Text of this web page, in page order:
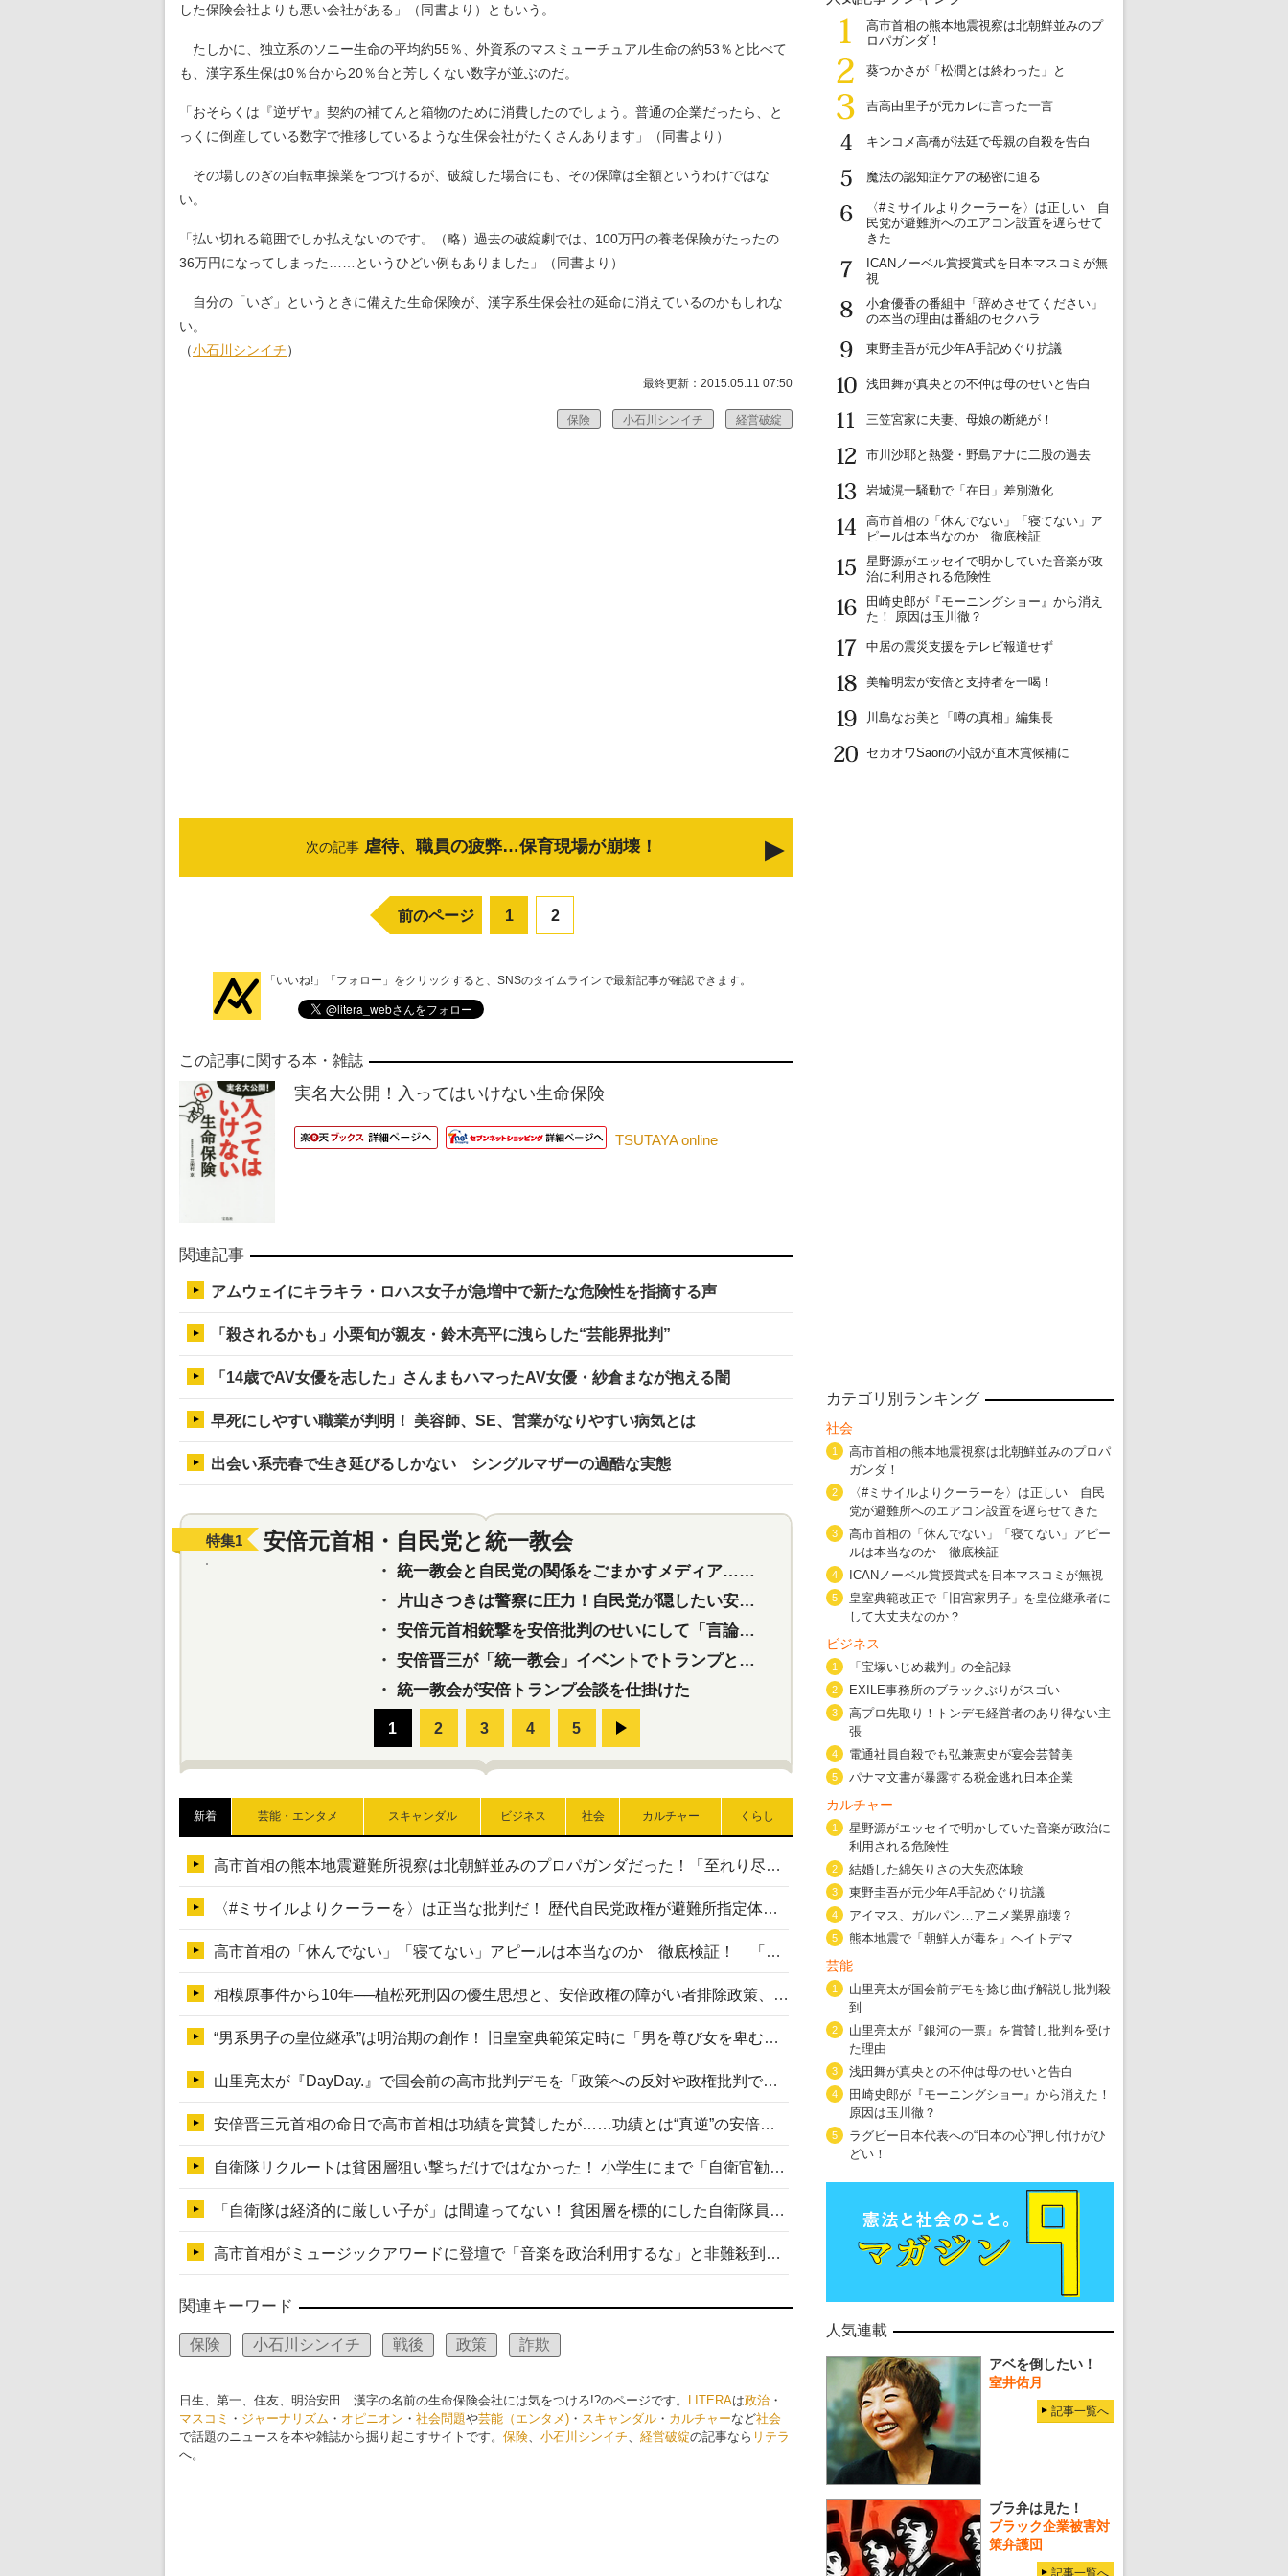
した保険会社よりも悪い会社がある」（同書より）ともいう。
たしかに、独立系のソニー生命の平均約55％、外資系のマスミューチュアル生命の約53％と比べて
も、漢字系生保は0％台から20％台と芳しくない数字が並ぶのだ。
「おそらくは『逆ザヤ』契約の補てんと箱物のために消費したのでしょう。普通の企業だったら、と
っくに倒産している数字で推移しているような生保会社がたくさんあります」（同書より）
その場しのぎの自転車操業をつづけるが、破綻した場合にも、その保障は全額というわけではな
い。
「払い切れる範囲でしか払えないのです。（略）過去の破綻劇では、100万円の養老保険がたったの
36万円になってしまった……というひどい例もありました」（同書より）
自分の「いざ」というときに備えた生命保険が、漢字系生保会社の延命に消えているのかもしれな
い。
（小石川シンイチ）
最終更新：2015.05.11 07:50
保険 小石川シンイチ 経営破綻
次の記事 虐待、職員の疲弊…保育現場が崩壊！
前のページ 1 2
「いいね!」「フォロー」をクリックすると、SNSのタイムラインで最新記事が確認できます。
この記事に関する本・雑誌
実名大公開！入ってはいけない生命保険
TSUTAYA online
関連記事
アムウェイにキラキラ・ロハス女子が急増中で新たな危険性を指摘する声
「殺されるかも」小栗旬が親友・鈴木亮平に洩らした“芸能界批判”
「14歳でAV女優を志した」さんまもハマったAV女優・紗倉まなが抱える闇
早死にしやすい職業が判明！ 美容師、SE、営業がなりやすい病気とは
出会い系売春で生き延びるしかない シングルマザーの過酷な実態
特集1 安倍元首相・自民党と統一教会
・ 統一教会と自民党の関係をごまかすメディア…民放は有田芳生に発言自粛を要求
・
片山さつきは警察に圧力！自民党が隠したい安倍元首相と統一教会の深い関係
・ 安倍元首相銃撃を安倍批判のせいにして「言論封殺」に利用する自民党応援団
・ 安倍晋三が「統一教会」イベントでトランプと演説！同性婚や夫婦別姓を攻撃
・ 統一教会が安倍トランプ会談を仕掛けた
特集2 東京五輪強行開催特別企画 大ウソだら
・ 五輪入場行進にすぎやまこういちの曲、杉田水脈の
・ 大ウソだらけの東京五輪！ 安倍・菅・森はどんな嘘を
・ 五輪関係者が入国当日、築地を散歩！
・ 五輪でIOCラウンジ以外にVIPルーム、広告代理店は物品購入
新着 芸能・エンタメ スキャンダル ビジネス 社会 カルチャー くらし
高市首相の熊本地震避難所視察は北朝鮮並みのプロパガンダだった！「至れり尽くせり」の選ばれた避難所の一方で実態は…
〈#ミサイルよりクーラーを〉は正当な批判だ！ 歴代自民党政権が避難所指定体育館へのエアコン設置を遅らせてきた客観的事実
高市首相の「休んでない」「寝てない」アピールは本当なのか 徹底検証！ 「資料読み込み」「アイロンがけ」も矛盾だらけ…
相模原事件から10年──植松死刑囚の優生思想と、安倍政権の障がい者排除政策、右派勢力の差別主義との関係を改めて問う
“男系男子の皇位継承”は明治期の創作！ 旧皇室典範策定時に「男を尊び女を卑むの慣習、人民の脳髄」とトンデモ論で女性天皇を否定
山里亮太が『DayDay.』で国会前の高市批判デモを「政策への反対や政権批判でない」と捻じ曲げ解説 デモ参加者から批判殺到
安倍晋三元首相の命日で高市首相は功績を賞賛したが……功績とは“真逆”の安倍元首相のトンデモ発言を振り返る
自衛隊リクルートは貧困層狙い撃ちだけではなかった！ 小学生にまで「自衛官勧誘」目的のパンフレット作成
「自衛隊は経済的に厳しい子が」は間違ってない！ 貧困層を標的にした自衛隊員募集、やす子、山上被告も…日本でも進む“経済的徴兵制”
高市首相がミュージックアワードに登壇で「音楽を政治利用するな」と非難殺到！ MAJの国策的本質を批判する声も
関連キーワード
保険 小石川シンイチ 戦後 政策 詐欺
日生、第一、住友、明治安田…漢字の名前の生命保険会社には気をつけろ!?のページです。 LITERAは政治 ・
マスコミ ・ ジャーナリズム ・ オピニオン ・ 社会問題や芸能（エンタメ) ・ スキャンダル ・ カルチャーなど社会
で話題のニュースを本や雑誌から掘り起こすサイトです。 保険 小石川シンイチ 経営破綻の記事なら リテラ
へ。
1
高市首相の熊本地震視察は北朝鮮並みのプ
ロパガンダ！
2
葵つかさが「松潤とは終わった」と
3
吉高由里子が元カレに言った一言
4
キンコメ高橋が法廷で母親の自殺を告白
5
魔法の認知症ケアの秘密に迫る
6
〈#ミサイルよりクーラーを〉は正しい 自
民党が避難所へのエアコン設置を遅らせて
きた
7
ICANノーベル賞授賞式を日本マスコミが無
視
8
小倉優香の番組中「辞めさせてください」
の本当の理由は番組のセクハラ
9
東野圭吾が元少年A手記めぐり抗議
10
浅田舞が真央との不仲は母のせいと告白
11
三笠宮家に夫妻、母娘の断絶が！
12
市川沙耶と熱愛・野島アナに二股の過去
13
岩城滉一騒動で「在日」差別激化
14
高市首相の「休んでない」「寝てない」ア
ピールは本当なのか 徹底検証
15
星野源がエッセイで明かしていた音楽が政
治に利用される危険性
16
田崎史郎が『モーニングショー』から消え
た！ 原因は玉川徹？
17
中居の震災支援をテレビ報道せず
18
美輪明宏が安倍と支持者を一喝！
19
川島なお美と「噂の真相」編集長
20
セカオワSaoriの小説が直木賞候補に
カテゴリ別ランキング
社会
1
高市首相の熊本地震視察は北朝鮮並みのプロパ
ガンダ！
2
〈#ミサイルよりクーラーを〉は正しい 自民
党が避難所へのエアコン設置を遅らせてきた
3
高市首相の「休んでない」「寝てない」アピー
ルは本当なのか 徹底検証
4 ICANノーベル賞授賞式を日本マスコミが無視
5
皇室典範改正で「旧宮家男子」を皇位継承者に
して大丈夫なのか？
ビジネス
1 「宝塚いじめ裁判」の全記録
2 EXILE事務所のブラックぶりがスゴい
3
高プロ先取り！トンデモ経営者のあり得ない主
張
4 電通社員自殺でも弘兼憲史が宴会芸賛美
5 パナマ文書が暴露する税金逃れ日本企業
カルチャー
1
星野源がエッセイで明かしていた音楽が政治に
利用される危険性
2 結婚した綿矢りさの大失恋体験
3 東野圭吾が元少年A手記めぐり抗議
4 アイマス、ガルパン…アニメ業界崩壊？
5 熊本地震で「朝鮮人が毒を」ヘイトデマ
芸能
1
山里亮太が国会前デモを捻じ曲げ解説し批判殺
到
2
山里亮太が『銀河の一票』を賞賛し批判を受け
た理由
3 浅田舞が真央との不仲は母のせいと告白
4
田崎史郎が『モーニングショー』から消えた！
原因は玉川徹？
5
ラグビー日本代表への“日本の心”押し付けがひ
どい！
人気連載
アベを倒したい！
室井佑月
記事一覧へ
ブラ弁は見た！
ブラック企業被害対
策弁護団
記事一覧へ